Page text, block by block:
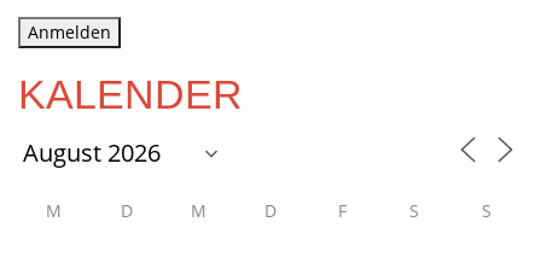
Anmelden
KALENDER
M D M D F S S